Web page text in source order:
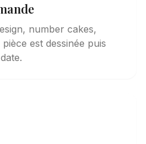
number cakes,
est dessinée puis